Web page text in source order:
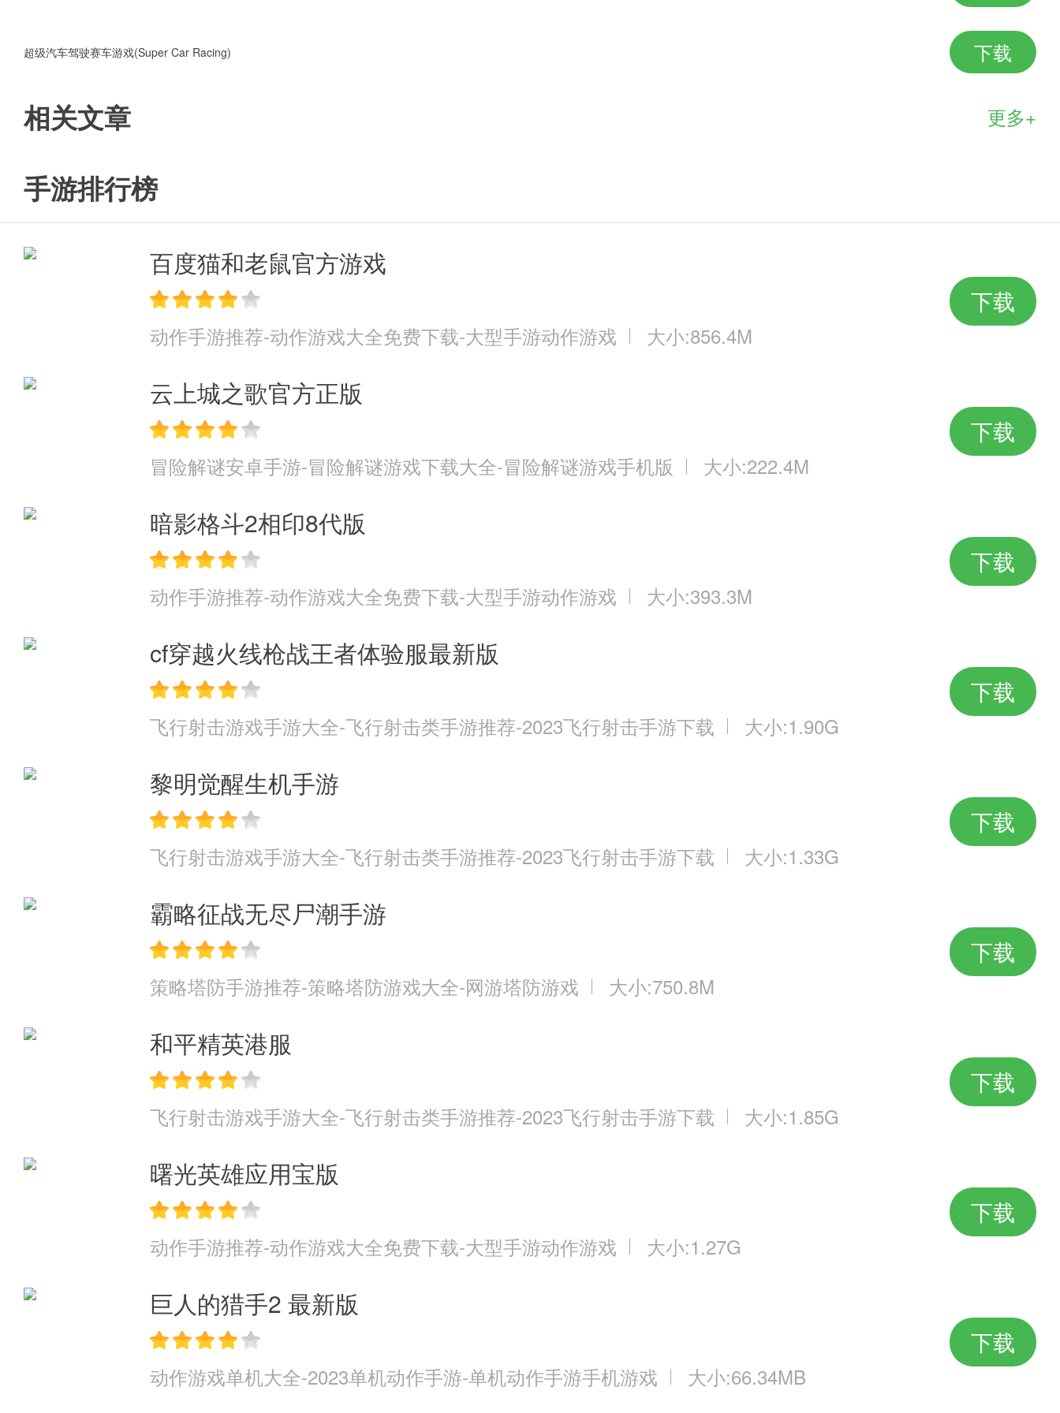
超级汽车驾驶赛车游戏(Super Car Racing) 下载
相关文章 更多+
手游排行榜
百度猫和老鼠官方游戏
动作手游推荐-动作游戏大全免费下载-大型手游动作游戏 大小:856.4M
下载
云上城之歌官方正版
冒险解谜安卓手游-冒险解谜游戏下载大全-冒险解谜游戏手机版 大小:222.4M
下载
暗影格斗2相印8代版
动作手游推荐-动作游戏大全免费下载-大型手游动作游戏 大小:393.3M
下载
cf穿越火线枪战王者体验服最新版
飞行射击游戏手游大全-飞行射击类手游推荐-2023飞行射击手游下载 大小:1.90G
下载
黎明觉醒生机手游
飞行射击游戏手游大全-飞行射击类手游推荐-2023飞行射击手游下载 大小:1.33G
下载
霸略征战无尽尸潮手游
策略塔防手游推荐-策略塔防游戏大全-网游塔防游戏 大小:750.8M
下载
和平精英港服
飞行射击游戏手游大全-飞行射击类手游推荐-2023飞行射击手游下载 大小:1.85G
下载
曙光英雄应用宝版
动作手游推荐-动作游戏大全免费下载-大型手游动作游戏 大小:1.27G
下载
巨人的猎手2 最新版
动作游戏单机大全-2023单机动作手游-单机动作手游手机游戏 大小:66.34MB
下载